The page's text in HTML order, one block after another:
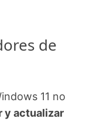
de
11 no
y actualizar